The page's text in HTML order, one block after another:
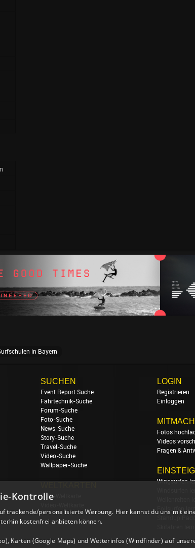
in Bayern
SUCHEN
Event Report Suche
Fahrtechnik-Suche
Forum-Suche
Foto-Suche
News-Suche
Story-Suche
Travel-Suche
Video-Suche
Wallpaper-Suche
Foto-Weltkarte
LOGIN
Registrieren
Einloggen
Fotos
Videos
Fragen &
Wingsurfen
Foilsurfen
Kontrolle
trackende/personalisierte Werbung. Hier kannst du uns mit
kostenfrei anbieten können.
Karten (Google Maps) und Wetterinfos (Windfinder) auf